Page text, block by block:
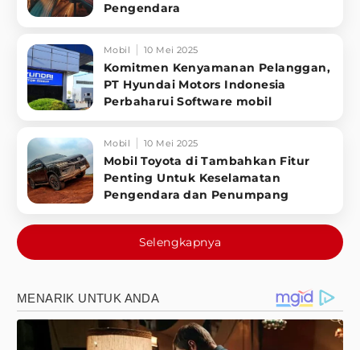
Pengendara
Mobil 10 Mei 2025
Komitmen Kenyamanan Pelanggan,
PT Hyundai Motors Indonesia
Perbaharui Software mobil
Mobil 10 Mei 2025
Mobil Toyota di Tambahkan Fitur
Penting Untuk Keselamatan
Pengendara dan Penumpang
Selengkapnya